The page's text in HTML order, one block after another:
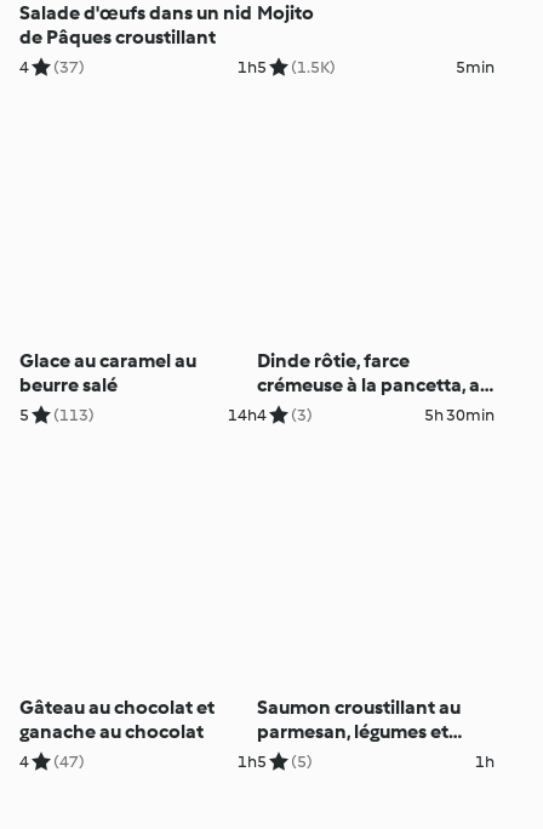
Salade d'œufs dans un nid
de Pâques croustillant
4 (37) 1h
Mojito
5 (1.5K) 5min
Glace au caramel au
beurre salé
5 (113) 14h
Dinde rôtie, farce
crémeuse à la pancetta, au
citron et aux herbes
4 (3) 5h 30min
Gâteau au chocolat et
ganache au chocolat
4 (47) 1h
Saumon croustillant au
parmesan, légumes et
sauce au citron
5 (5) 1h